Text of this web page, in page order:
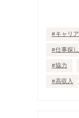
キャリア
仕事探し
協力
高収入